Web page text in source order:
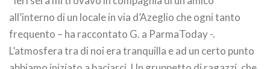
all’interno di un locale in via d’Azeglio che ogni tanto
frequento – ha raccontato G. a ParmaToday -.
L’atmosfera tra di noi era tranquilla e ad un certo punto